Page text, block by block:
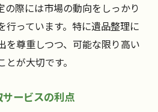
の際には市場の動向をしっかり
行っています。特に遺品整理に
を尊重しつつ、可能な限り高い
が大切です。
ービスの利点